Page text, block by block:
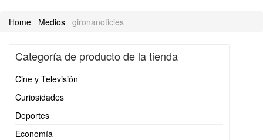
Home Medios gironanoticies
Categoría de producto de la tienda
Cine y Televisión
Curiosidades
Deportes
Economía